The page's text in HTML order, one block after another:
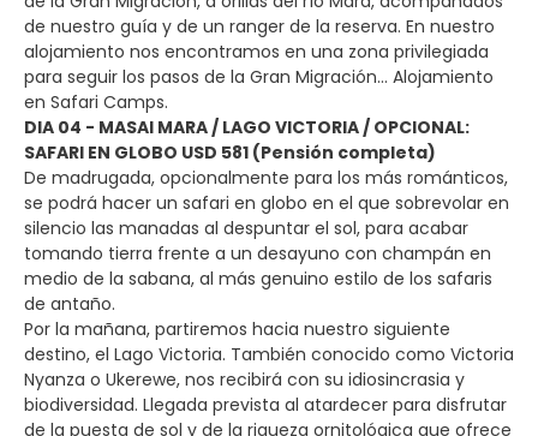
de nuestro guía y de un ranger de la reserva. En nuestro
alojamiento nos encontramos en una zona privilegiada
para seguir los pasos de la Gran Migración… Alojamiento
en Safari Camps.
DIA 04 - MASAI MARA / LAGO VICTORIA / OPCIONAL:
SAFARI EN GLOBO USD 581 (Pensión completa)
De madrugada, opcionalmente para los más románticos,
se podrá hacer un safari en globo en el que sobrevolar en
silencio las manadas al despuntar el sol, para acabar
tomando tierra frente a un desayuno con champán en
medio de la sabana, al más genuino estilo de los safaris
de antaño.
Por la mañana, partiremos hacia nuestro siguiente
destino, el Lago Victoria. También conocido como Victoria
Nyanza o Ukerewe, nos recibirá con su idiosincrasia y
biodiversidad. Llegada prevista al atardecer para disfrutar
de la puesta de sol y de la riqueza ornitológica que ofrece